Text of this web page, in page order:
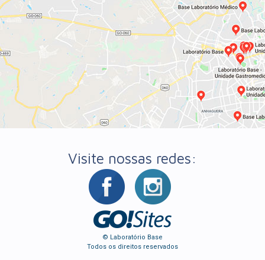
Visite nossas redes:
© Laboratório Base
Todos os direitos reservados